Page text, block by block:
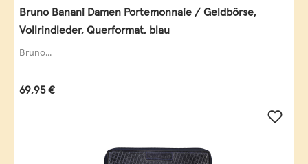
Bruno Banani Damen Portemonnaie / Geldbörse,
Vollrindleder, Querformat, blau
Bruno...
Regulärer Preis:
69,95 €